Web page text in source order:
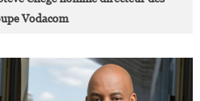
Vodacom